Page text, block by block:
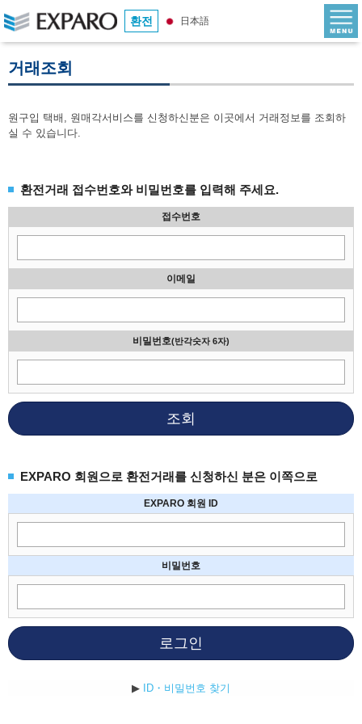
환전 日本語
거래조회
원구입 택배, 원매각서비스를 신청하신분은 이곳에서 거래정보를 조회하
실 수 있습니다.
환전거래 접수번호와 비밀번호를 입력해 주세요.
접수번호
이메일
비밀번호(반각숫자 6자)
조회
EXPARO 회원으로 환전거래를 신청하신 분은 이쪽으로
EXPARO 회원 ID
비밀번호
로그인
▶ ID・비밀번호 찾기